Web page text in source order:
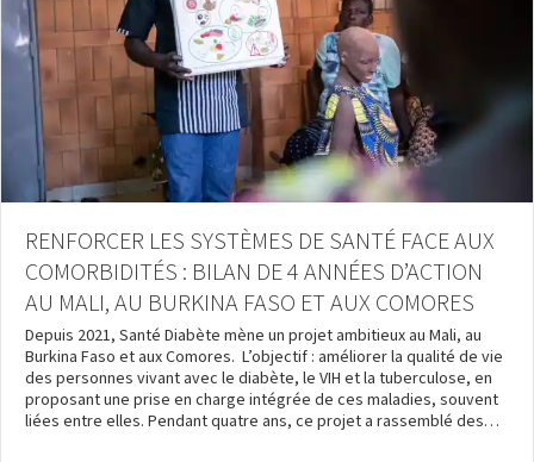
RENFORCER LES SYSTÈMES DE SANTÉ FACE AUX
COMORBIDITÉS : BILAN DE 4 ANNÉES D’ACTION
AU MALI, AU BURKINA FASO ET AUX COMORES
Depuis 2021, Santé Diabète mène un projet ambitieux au Mali, au
Burkina Faso et aux Comores. L’objectif : améliorer la qualité de vie
des personnes vivant avec le diabète, le VIH et la tuberculose, en
proposant une prise en charge intégrée de ces maladies, souvent
liées entre elles. Pendant quatre ans, ce projet a rassemblé des…